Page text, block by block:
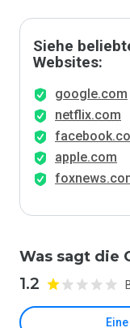
Siehe
Websites:
google.com
netflix.com
apple.com
Was sagt die
1.2